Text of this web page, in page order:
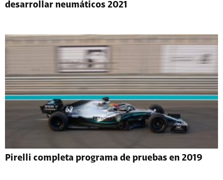
desarrollar neumáticos 2021
Pirelli completa programa de pruebas en 2019